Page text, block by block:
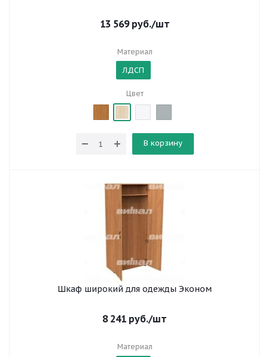
13 569руб./шт
Материал
ЛДСП
Цвет
В корзину
Шкаф широкий для одежды Эконом
8 241 руб./шт
Материал